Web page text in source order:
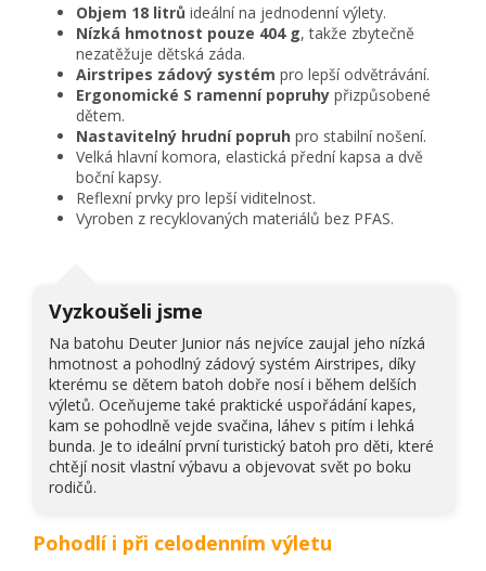
Objem 18 litrů ideální na jednodenní výlety.
Nízká hmotnost pouze 404 g, takže zbytečně
nezatěžuje dětská záda.
Airstripes zádový systém pro lepší odvětrávání.
Ergonomické S ramenní popruhy přizpůsobené
dětem.
Nastavitelný hrudní popruh pro stabilní nošení.
Velká hlavní komora, elastická přední kapsa a dvě
boční kapsy.
Reflexní prvky pro lepší viditelnost.
Vyroben z recyklovaných materiálů bez PFAS.
Vyzkoušeli jsme
Na batohu Deuter Junior nás nejvíce zaujal jeho nízká
hmotnost a pohodlný zádový systém Airstripes, díky
kterému se dětem batoh dobře nosí i během delších
výletů. Oceňujeme také praktické uspořádání kapes,
kam se pohodlně vejde svačina, láhev s pitím i lehká
bunda. Je to ideální první turistický batoh pro děti, které
chtějí nosit vlastní výbavu a objevovat svět po boku
rodičů.
Pohodlí i při celodenním výletu